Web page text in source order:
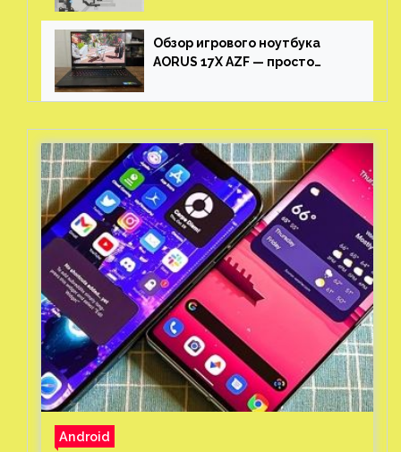
Обзор игрового ноутбука
AORUS 17X AZF — просто
Android